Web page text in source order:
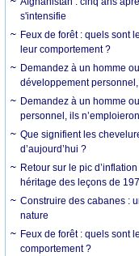
s'intensifie
Feux de forêt : quels sont
leur comportement ?
Demandez à un homme
développement
Demandez à un homme
personnel, ils
Que signifient les
d’aujourd’hui ?
Retour sur le pic
héritage des leçons de
Construire des cabanes :
nature
Feux de forêt : quels sont
comportement ?